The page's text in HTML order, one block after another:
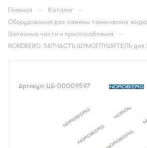
Главная — Каталог —
Оборудование для замены технических
Запасные части и приспособления —
NORDBERG ЗАПЧАСТЬ ШУМОГЛУШИТЕЛЬ для
Артикул: ЦБ-00009597